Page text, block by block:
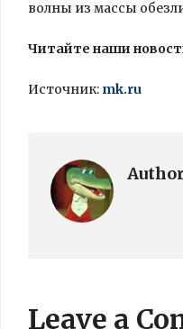
волны из массы
Читайте наши
Источник: mk.ru
Leave a